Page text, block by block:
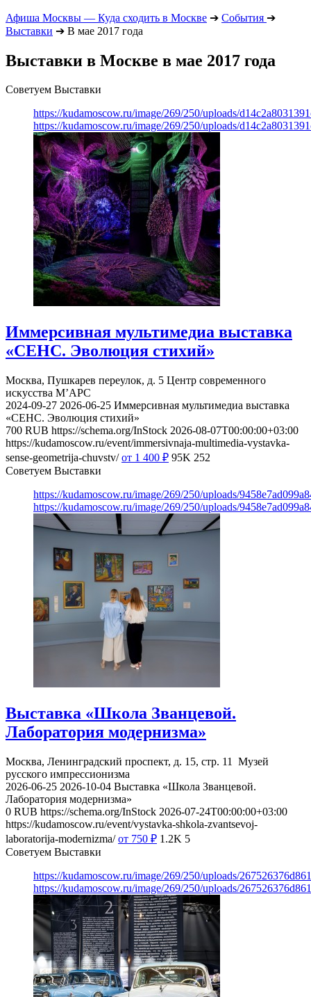
Афиша Москвы — Куда сходить в Москве ➔ События ➔
Выставки ➔ В мае 2017 года
Выставки в Москве в мае 2017 года
Советуем Выставки
https://kudamoscow.ru/image/269/250/uploads/
https://kudamoscow.ru/image/269/250/uploads/
Иммерсивная мультимедиа выставка
«СЕНС. Эволюция стихий»
Москва, Пушкарев переулок, д. 5 Центр современного
искусства М’АРС
2024-09-27 2026-06-25 Иммерсивная мультимедиа выставка
«СЕНС. Эволюция стихий»
700 RUB https://schema.org/InStock 2026-08-07T00:00:00+03:00
https://kudamoscow.ru/event/immersivnaja-multimedia-vystavka-
sense-geometrija-chuvstv/ от 1 400 ₽ 95K 252
Советуем Выставки
https://kudamoscow.ru/image/269/250/uploads/
https://kudamoscow.ru/image/269/250/uploads/
Выставка «Школа Званцевой.
Лаборатория модернизма»
Москва, Ленинградский проспект, д. 15, стр. 11
Музей
русского импрессионизма
2026-06-25 2026-10-04 Выставка «Школа Званцевой.
Лаборатория модернизма»
0 RUB https://schema.org/InStock 2026-07-24T00:00:00+03:00
https://kudamoscow.ru/event/vystavka-shkola-zvantsevoj-
laboratorija-modernizma/ от 750 ₽ 1.2K 5
Советуем Выставки
https://kudamoscow.ru/image/269/250/uploads/
https://kudamoscow.ru/image/269/250/uploads/